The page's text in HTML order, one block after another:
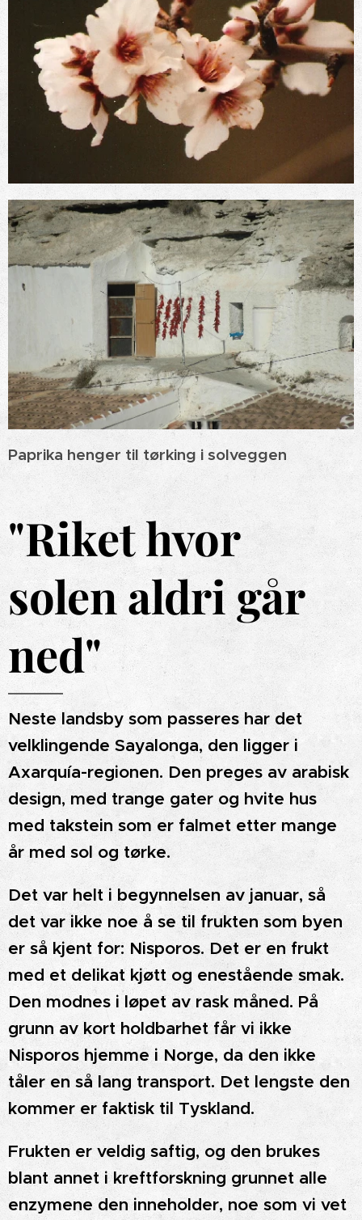
Paprika henger til tørking i solveggen
"Riket hvor
solen aldri går
ned"
Neste landsby som passeres har det
velklingende Sayalonga, den ligger i
Axarquía-regionen. Den preges av arabisk
design, med trange gater og hvite hus
med takstein som er falmet etter mange
år med sol og tørke.
Det var helt i begynnelsen av januar, så
det var ikke noe å se til frukten som byen
er så kjent for: Nisporos. Det er en frukt
med et delikat kjøtt og enestående smak.
Den modnes i løpet av rask måned. På
grunn av kort holdbarhet får vi ikke
Nisporos hjemme i Norge, da den ikke
tåler en så lang transport. Det lengste den
kommer er faktisk til Tyskland.
Frukten er veldig saftig, og den brukes
blant annet i kreftforskning grunnet alle
enzymene den inneholder, noe som vi vet